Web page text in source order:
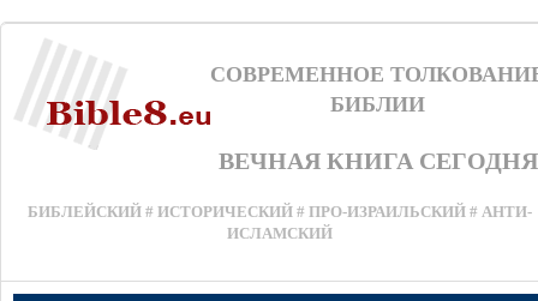
СОВРЕМЕННОЕ
БИБЛИИ
ВЕЧНАЯ КНИГА СЕГОДНЯ
БИБЛЕЙСКИЙ # ИСТОРИЧЕСКИЙ # ПРО-ИЗРАИЛЬСКИЙ # АНТИ-
ИСЛАМСКИЙ